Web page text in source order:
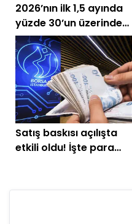
2026’nın ilk 1,5 ayında
yüzde 30’un üzerinde
kazandıran
gayrimenkul hisseleri
belli oldu
Satış baskısı açılışta
etkili oldu! İşte para